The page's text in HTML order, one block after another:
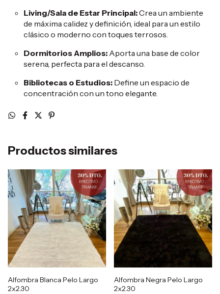
Living/Sala de Estar Principal:Crea un ambiente
de máxima calidez y definición, ideal para un estilo
clásico o moderno con toques terrosos.
Dormitorios Amplios: Aporta una base de color
serena, perfecta para el descanso.
Bibliotecas o Estudios: Define un espacio de
concentración con un tono elegante.
Productos similares
Alfombra Blanca Pelo Largo
2x2.30
Alfombra Negra Pelo Largo
2x2.30